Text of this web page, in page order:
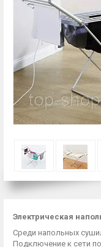
Электрическая
Среди напольных
Подключение к сети